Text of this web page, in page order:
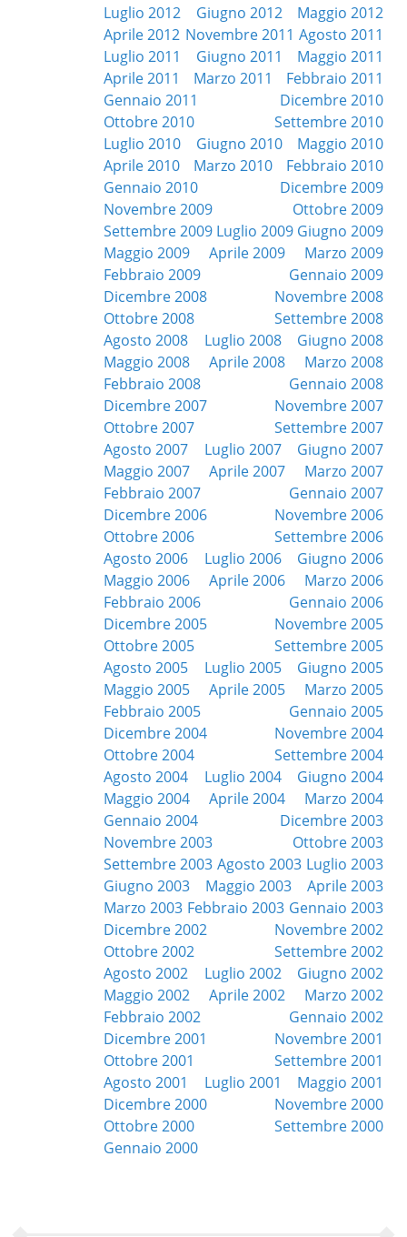
Luglio 2012
Giugno 2012
Maggio 2012
Aprile 2012 Novembre 2011 Agosto 2011
Luglio 2011
Giugno 2011
Maggio 2011
Aprile 2011
Marzo 2011
Febbraio 2011
Gennaio 2011
Dicembre 2010
Ottobre 2010
Settembre 2010
Luglio 2010
Giugno 2010
Maggio 2010
Aprile 2010
Marzo 2010
Febbraio 2010
Gennaio 2010
Dicembre 2009
Novembre 2009
Ottobre 2009
Settembre 2009 Luglio 2009 Giugno 2009
Maggio 2009
Aprile 2009
Marzo 2009
Febbraio 2009
Gennaio 2009
Dicembre 2008
Novembre 2008
Ottobre 2008
Settembre 2008
Agosto 2008
Luglio 2008
Giugno 2008
Maggio 2008
Aprile 2008
Marzo 2008
Febbraio 2008
Gennaio 2008
Dicembre 2007
Novembre 2007
Ottobre 2007
Settembre 2007
Agosto 2007
Luglio 2007
Giugno 2007
Maggio 2007
Aprile 2007
Marzo 2007
Febbraio 2007
Gennaio 2007
Dicembre 2006
Novembre 2006
Ottobre 2006
Settembre 2006
Agosto 2006
Luglio 2006
Giugno 2006
Maggio 2006
Aprile 2006
Marzo 2006
Febbraio 2006
Gennaio 2006
Dicembre 2005
Novembre 2005
Ottobre 2005
Settembre 2005
Agosto 2005
Luglio 2005
Giugno 2005
Maggio 2005
Aprile 2005
Marzo 2005
Febbraio 2005
Gennaio 2005
Dicembre 2004
Novembre 2004
Ottobre 2004
Settembre 2004
Agosto 2004
Luglio 2004
Giugno 2004
Maggio 2004
Aprile 2004
Marzo 2004
Gennaio 2004
Dicembre 2003
Novembre 2003
Ottobre 2003
Settembre 2003 Agosto 2003 Luglio 2003
Giugno 2003
Maggio 2003
Aprile 2003
Marzo 2003 Febbraio 2003 Gennaio 2003
Dicembre 2002
Novembre 2002
Ottobre 2002
Settembre 2002
Agosto 2002
Luglio 2002
Giugno 2002
Maggio 2002
Aprile 2002
Marzo 2002
Febbraio 2002
Gennaio 2002
Dicembre 2001
Novembre 2001
Ottobre 2001
Settembre 2001
Agosto 2001
Luglio 2001
Maggio 2001
Dicembre 2000
Novembre 2000
Ottobre 2000
Settembre 2000
Gennaio 2000